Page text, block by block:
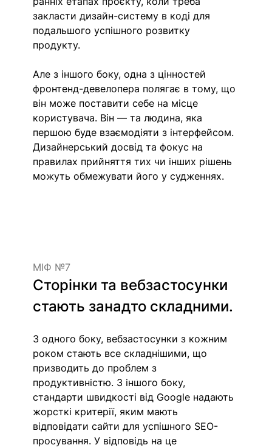
закласти дизайн-систему в коді для
подальшого успішного розвитку
продукту.
Але з іншого боку, одна з цінностей
фронтенд-девелопера полягає в тому, що
він може поставити себе на місце
користувача. Він — та людина, яка
першою буде взаємодіяти з інтерфейсом.
Дизайнерський досвід та фокус на
правилах прийняття тих чи інших рішень
можуть обмежувати його у судженнях.
МІФ №7
Сторінки та вебзастосунки
стають занадто складними.
З одного боку, вебзастосунки з кожним
роком стають все складнішими, що
призводить до проблем з
продуктивністю. З іншого боку,
стандарти швидкості від Google надають
жорсткі критерії, яким мають
відповідати сайти для успішного SEO-
просування. У відповідь на це